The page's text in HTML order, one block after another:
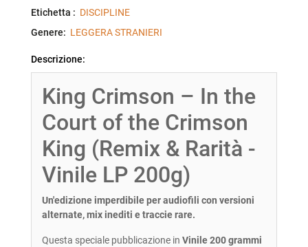
Etichetta : DISCIPLINE
Genere: LEGGERA STRANIERI
Descrizione:
King Crimson – In the
Court of the Crimson
King (Remix & Rarità -
Vinile LP 200g)
Un'edizione imperdibile per audiofili con versioni
alternate, mix inediti e traccie rare.
Questa speciale pubblicazione in Vinile 200 grammi